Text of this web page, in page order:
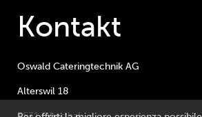
Kontakt
Oswald Cateringtechnik AG
Alterswil 18